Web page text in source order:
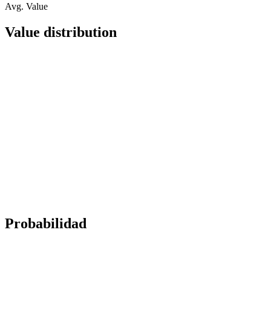
Avg. Value
Value distribution
Probabilidad